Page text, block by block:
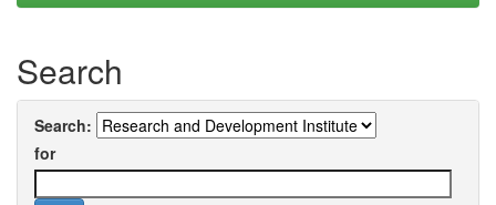
Search
Search:
for